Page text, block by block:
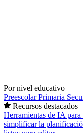
Por nivel educativo
PreescolarPrimaria
Recursos destacados
Herramientas de IA para
simplificar la